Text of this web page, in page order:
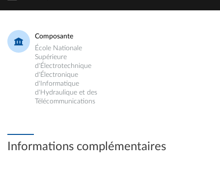
Composante
École Nationale
Supérieure
d'Électrotechnique
d'Électronique
d'Informatique
d'Hydraulique et des
Télécommunications
Informations complémentaires